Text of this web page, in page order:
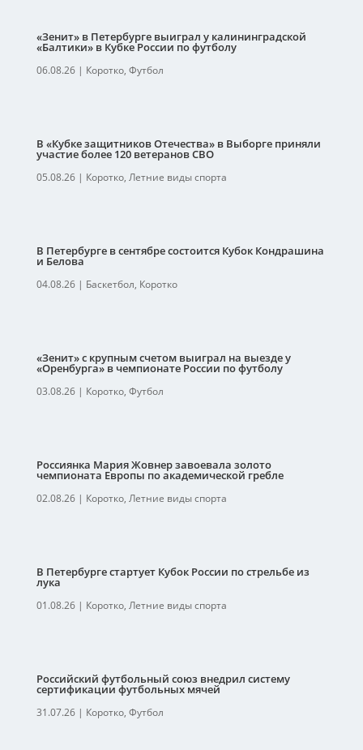
«Зенит» в Петербурге выиграл у калининградской
«Балтики» в Кубке России по футболу
06.08.26| Коротко, Футбол
В «Кубке защитников Отечества» в Выборге приняли
участие более 120 ветеранов СВО
05.08.26| Коротко, Летние виды спорта
В Петербурге в сентябре состоится Кубок Кондрашина
и Белова
04.08.26| Баскетбол, Коротко
«Зенит» с крупным счетом выиграл на выезде у
«Оренбурга» в чемпионате России по футболу
03.08.26| Коротко, Футбол
Россиянка Мария Жовнер завоевала золото
чемпионата Европы по академической гребле
02.08.26| Коротко, Летние виды спорта
В Петербурге стартует Кубок России по стрельбе из
лука
01.08.26| Коротко, Летние виды спорта
Российский футбольный союз внедрил систему
сертификации футбольных мячей
31.07.26| Коротко, Футбол